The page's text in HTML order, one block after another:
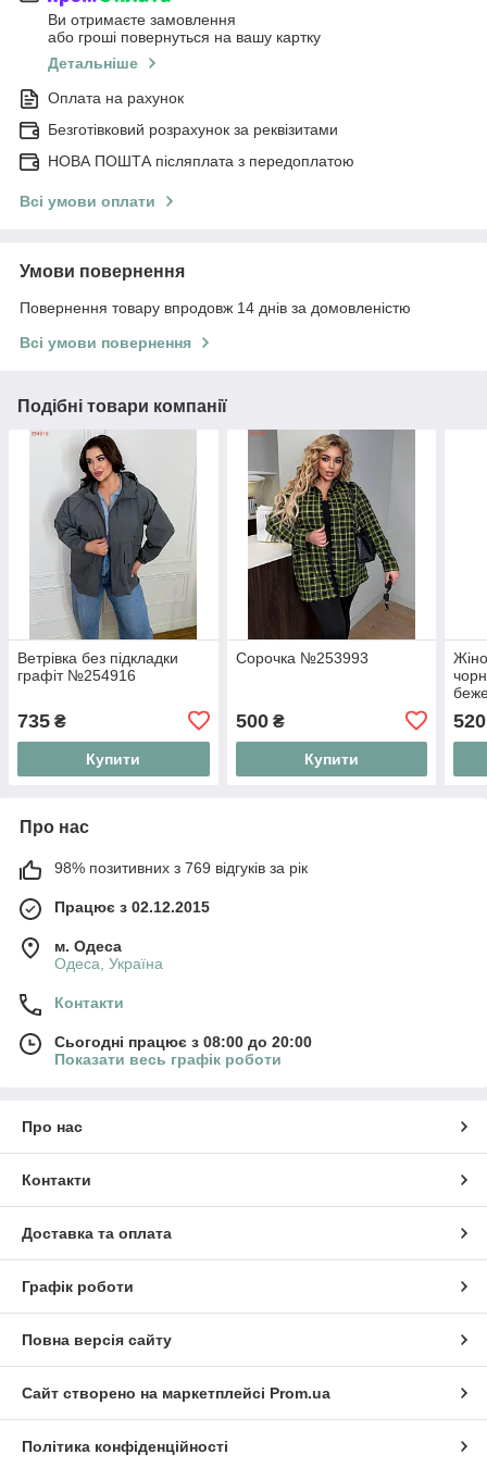
Ви отримаєте замовлення
або гроші повернуться на вашу картку
Детальніше
Оплата на рахунок
Безготівковий розрахунок за реквізитами
НОВА ПОШТА післяплата з передоплатою
Всі умови оплати
Умови повернення
Повернення товару впродовж 14 днів за домовленістю
Всі умови повернення
Подібні товари компанії
Ветрівка без підкладки
графіт №254916
735 ₴
Купити
Сорочка №253993
500₴
Купити
520
Про нас
98% позитивних з 769 відгуків за рік
Працює з 02.12.2015
м. Одеса
Одеса, Україна
Контакти
Сьогодні працює з 08:00 до 20:00
Показати весь графік роботи
Про нас
Контакти
Доставка та оплата
Графік роботи
Повна версія сайту
Сайт створено на маркетплейсі Prom.ua
Політика конфіденційності